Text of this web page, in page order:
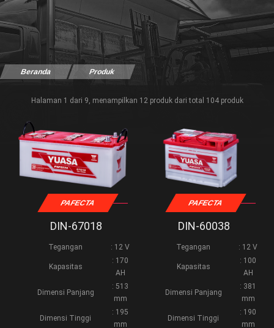
Beranda Produk
Halaman 1 dari 9, menampilkan 12 produk dari total 104 produk
PAFECTA
DIN-67018
Tegangan : 12 V
Kapasitas
: 170
AH
Dimensi Panjang
: 513
mm
Dimensi Tinggi
: 195
mm
PAFECTA
DIN-60038
Tegangan : 12 V
Kapasitas
: 100
AH
Dimensi Panjang
: 381
mm
Dimensi Tinggi
: 190
mm